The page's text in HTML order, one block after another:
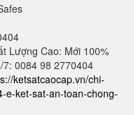
Lượng Cao: Mới 100%
0084 98 2770404
ketsatcaocap.vn/chi-
e-ket-sat-an-toan-chong-